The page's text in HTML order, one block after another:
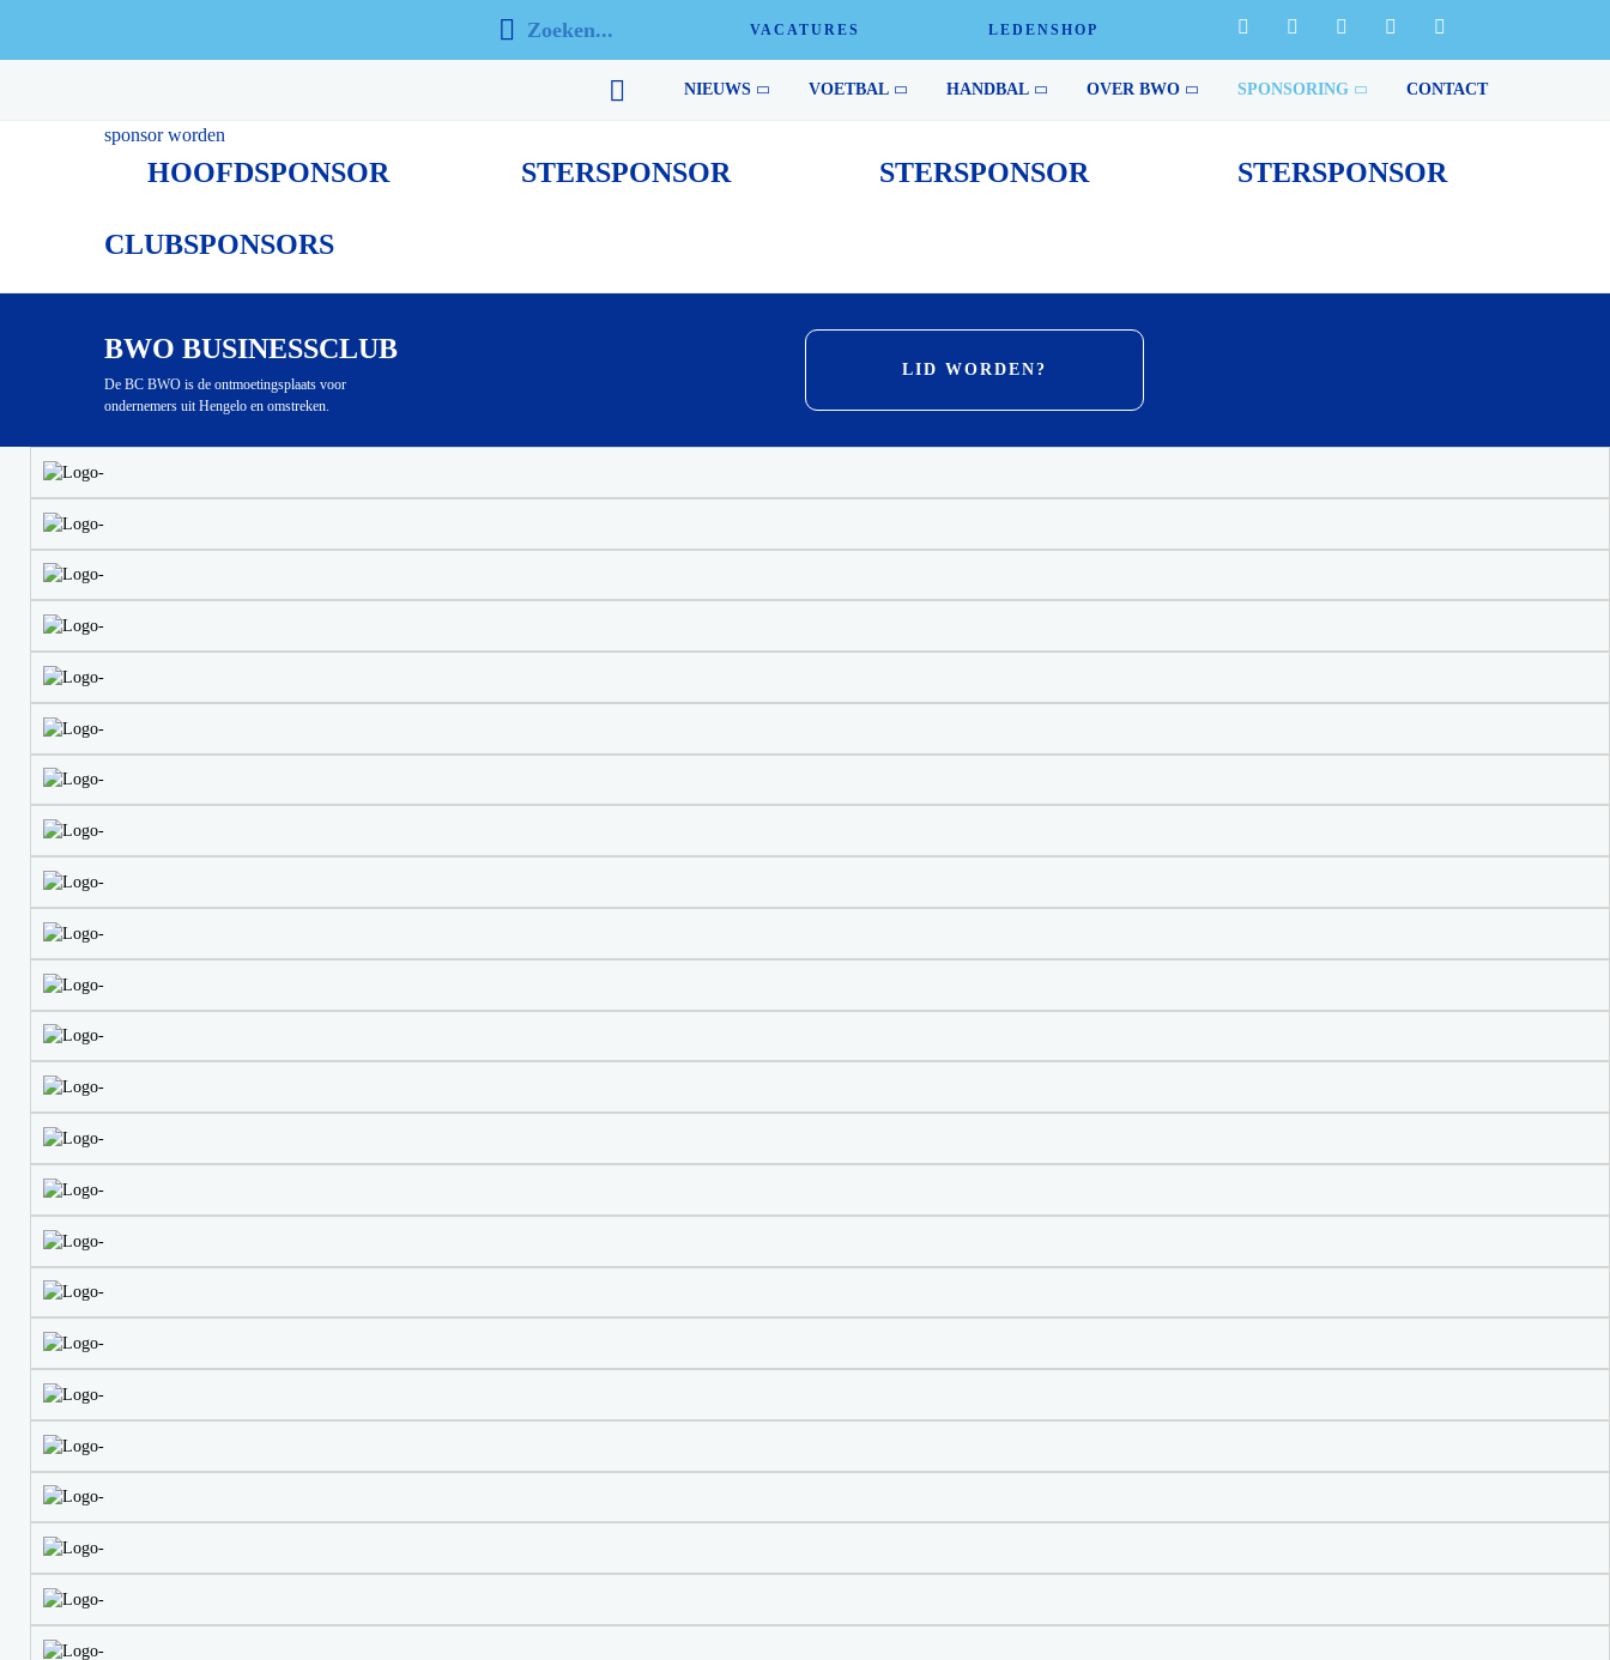
VACATURES LEDENSHOP
NIEUWS VOETBAL HANDBAL OVER BWO SPONSORING CONTACT
sponsor worden
HOOFDSPONSOR STERSPONSOR STERSPONSOR STERSPONSOR
CLUBSPONSORS
BWO BUSINESSCLUB
De BC BWO is de ontmoetingsplaats voor
ondernemers uit Hengelo en omstreken.
LID WORDEN?